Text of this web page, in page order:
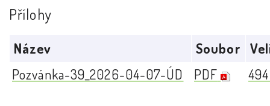
Přílohy
Název Soubor
Pozvánka-39_2026-04-07-ÚD
PDF